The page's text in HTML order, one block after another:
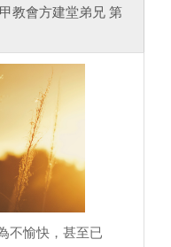
教會方建堂弟兄 第
不愉快，甚至已